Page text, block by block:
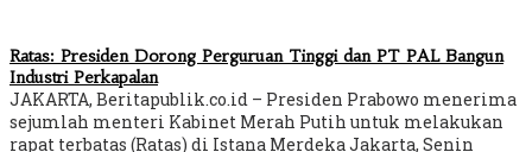
Ratas: Presiden Dorong Perguruan Tinggi dan PT PAL Bangun
Industri Perkapalan
JAKARTA, Beritapublik.co.id – Presiden Prabowo menerima
sejumlah menteri Kabinet Merah Putih untuk melakukan
rapat terbatas (Ratas) di Istana Merdeka Jakarta, Senin